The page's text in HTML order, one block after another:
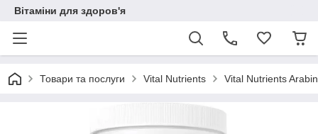
Вітаміни для здоров'я
Товари та послуги Vital Nutrients Vital Nutrients